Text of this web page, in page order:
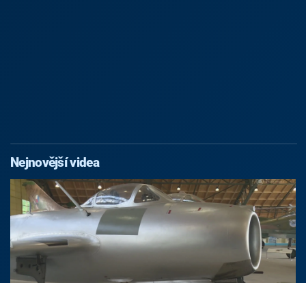
Nejnovější videa